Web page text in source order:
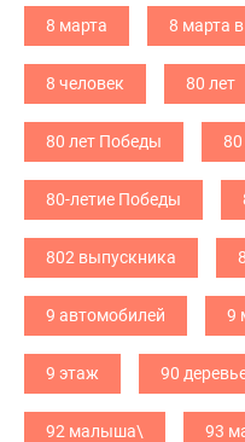
8 марта 8 марта
8 человек 80 лет
80 лет Победы
80-летие Победы
802 выпускника
9 автомобилей 9
9 этаж 90
92 малыша\ 93